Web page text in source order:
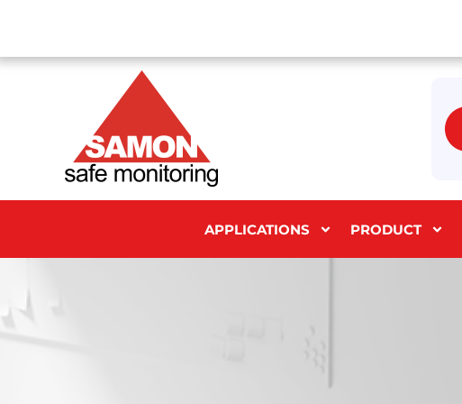
APPLICATIONS PRODUCT